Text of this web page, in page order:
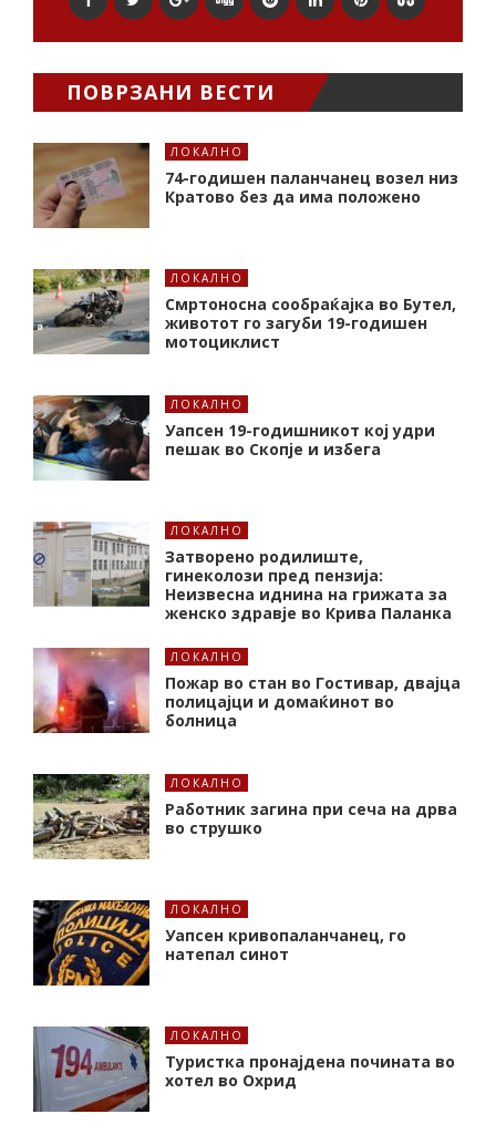
ПОВРЗАНИ ВЕСТИ
ЛОКАЛНО
74-годишен паланчанец возел низ
Кратово без да има положено
ЛОКАЛНО
Смртоносна сообраќајка во Бутел,
животот го загуби 19-годишен
мотоциклист
ЛОКАЛНО
Уапсен 19-годишникот кој удри
пешак во Скопје и избега
ЛОКАЛНО
Затворено родилиште,
гинеколози пред пензија:
Неизвесна иднина на грижата за
женско здравје во Крива Паланка
ЛОКАЛНО
Пожар во стан во Гостивар, двајца
полицајци и домаќинот во
болница
ЛОКАЛНО
Работник загина при сеча на дрва
во струшко
ЛОКАЛНО
Уапсен кривопаланчанец, го
натепал синот
ЛОКАЛНО
Туристка пронајдена почината во
хотел во Охрид